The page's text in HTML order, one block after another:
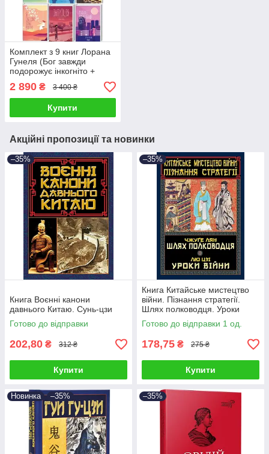
Комплект з 9 книг Лорана
Гунеля (Бог завжди
подорожує інкогніто +
День, що навчив мене
жити + Інтуїція та ін.)
2 890 ₴ 3 400 ₴
Купити
Акційні пропозиції та новинки
–35%
Книга Воєнні канони
давнього Китаю. Сунь-цзи
Готово до відправки
202,80 ₴ 312 ₴
Купити
–35%
Книга Китайське мистецтво
війни. Пізнання стратегії.
Шлях полководця. Уроки
війни. Чжуґе Лян
Готово до відправки 1 од.
178,75 ₴ 275 ₴
Купити
Новинка –35% –35%